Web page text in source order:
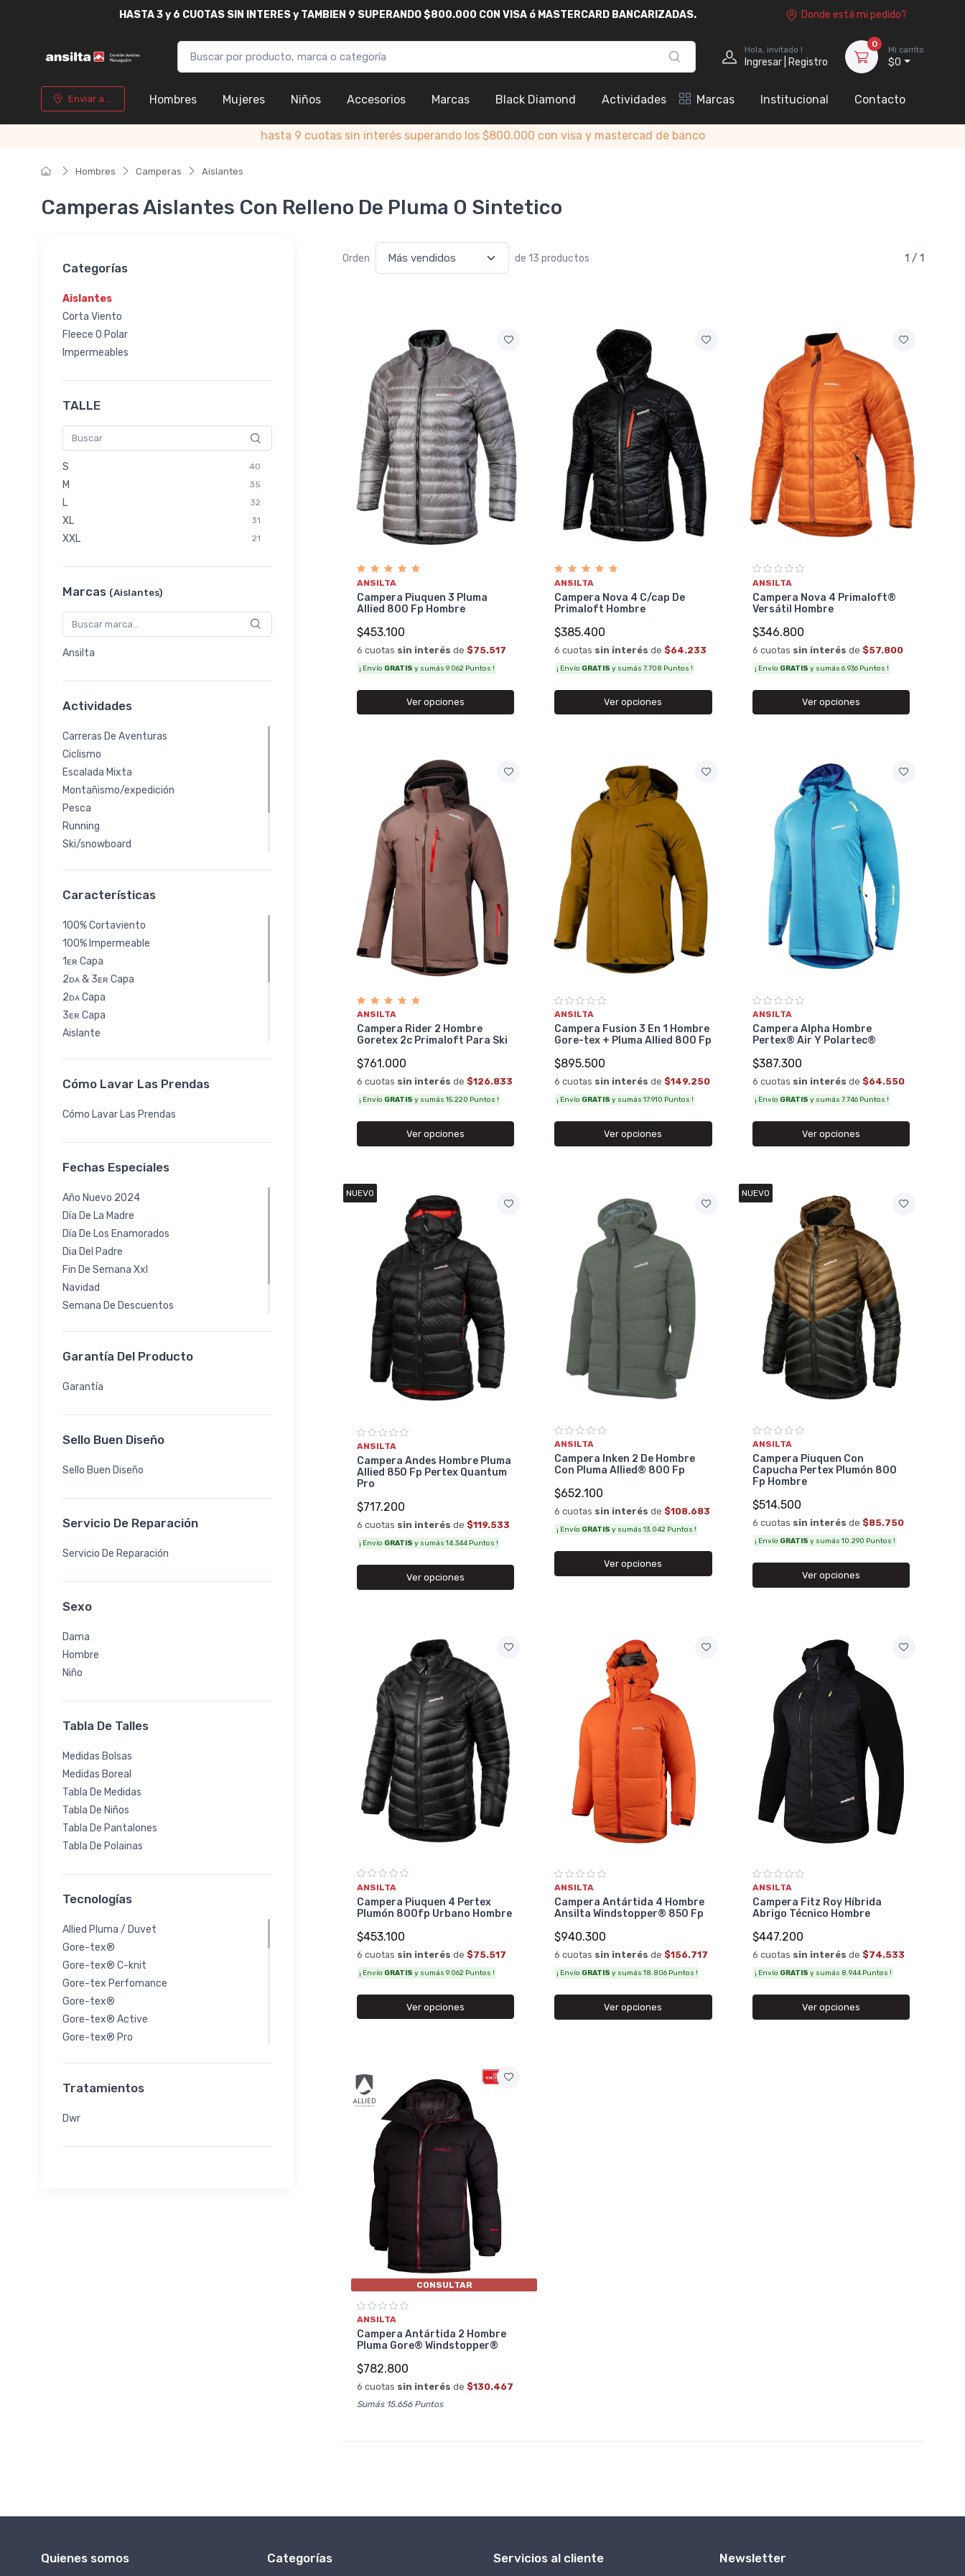
HASTA3 y 6 CUOTAS SIN INTERES y TAMBIEN 9 SUPERANDO $800.000 CON VISAó MASTERCARD BANCARIZADAS. Donde está mi pedido?
Hola, invitado !
Ingresar | Registro
0
Mi carrito
$0
Enviar a ... Hombres Mujeres Niños Accesorios Marcas Black Diamond Actividades Marcas Institucional Contacto
hasta 9 cuotas sin interés superando los $800.000 con visa y mastercad de banco
Hombres Camperas Aislantes
Camperas Aislantes Con Relleno De Pluma O Sintetico
Categorías
Aislantes
Corta Viento
Fleece O Polar
Impermeables
TALLE
S 40
M 35
L 32
XL 31
XXL 21
Marcas (Aislantes)
Ansilta
Actividades
Carreras De Aventuras
Ciclismo
Escalada Mixta
Montañismo/expedición
Pesca
Running
Ski/snowboard
Urbano/viajes
Características
100% Cortaviento
100% Impermeable
1ᴇʀ Capa
2ᴅᴀ & 3ᴇʀ Capa
2ᴅᴀ Capa
3ᴇʀ Capa
Aislante
Bi-elástico
Secado Rápido
Cómo Lavar Las Prendas
Cómo Lavar Las Prendas
Fechas Especiales
Año Nuevo 2024
Día De La Madre
Día De Los Enamorados
Dia Del Padre
Fin De Semana Xxl
Navidad
Semana De Descuentos
Garantía Del Producto
Garantía
Sello Buen Diseño
Sello Buen Diseño
Servicio De Reparación
Servicio De Reparación
Sexo
Dama
Hombre
Niño
Tabla De Talles
Medidas Bolsas
Medidas Boreal
Tabla De Medidas
Tabla De Niños
Tabla De Pantalones
Tabla De Polainas
Tecnologías
Allied Pluma / Duvet
Gore-tex®
Gore-tex® C-knit
Gore-tex Perfomance
Gore-tex®
Gore-tex® Active
Gore-tex® Pro
Insulated Shell
Pertex®
Tratamientos
Dwr
Orden de 13 productos 1 / 1
ANSILTA
Campera Piuquen 3 Pluma
Allied 800 Fp Hombre
$453.100
6 cuotas sin interés de $75.517
¡ Envío GRATIS y sumás 9.062 Puntos !
Ver opciones
ANSILTA
Campera Nova 4 C/cap De
Primaloft Hombre
$385.400
6 cuotas sin interés de$64.233
¡ Envío GRATIS y sumás 7.708 Puntos !
Ver opciones
ANSILTA
Campera Nova 4 Primaloft®
Versátil Hombre
$346.800
6 cuotas sin interés de $57.800
¡ Envío GRATIS y sumás 6.936 Puntos !
Ver opciones
ANSILTA
Campera Rider 2 Hombre
Goretex 2c Primaloft Para Ski
$761.000
6 cuotas sin interés de $126.833
¡ Envío GRATIS y sumás 15.220 Puntos !
Ver opciones
ANSILTA
Campera Fusion 3 En 1 Hombre
Gore-tex + Pluma Allied 800 Fp
$895.500
6 cuotas sin interés de$149.250
¡ Envío GRATIS y sumás 17.910 Puntos !
Ver opciones
ANSILTA
Campera Alpha Hombre
Pertex® Air Y Polartec®
$387.300
6 cuotas sin interés de $64.550
¡ Envío GRATIS y sumás 7.746 Puntos !
Ver opciones
NUEVO
ANSILTA
Campera Andes Hombre Pluma
Allied 850 Fp Pertex Quantum
Pro
$717.200
6 cuotas sin interés de $119.533
¡ Envío GRATIS y sumás 14.344 Puntos !
Ver opciones
ANSILTA
Campera Inken 2 De Hombre
Con Pluma Allied® 800 Fp
$652.100
6 cuotas sin interés de$108.683
¡ Envío GRATIS y sumás 13.042 Puntos !
Ver opciones
NUEVO
ANSILTA
Campera Piuquen Con
Capucha Pertex Plumón 800
Fp Hombre
$514.500
6 cuotas sin interés de $85.750
¡ Envío GRATIS y sumás 10.290 Puntos !
Ver opciones
ANSILTA
Campera Piuquen 4 Pertex
Plumón 800fp Urbano Hombre
$453.100
6 cuotas sin interés de $75.517
¡ Envío GRATIS y sumás 9.062 Puntos !
Ver opciones
ANSILTA
Campera Antártida 4 Hombre
Ansilta Windstopper® 850 Fp
$940.300
6 cuotas sin interés de$156.717
¡ Envío GRATIS y sumás 18.806 Puntos !
Ver opciones
ANSILTA
Campera Fitz Roy Híbrida
Abrigo Técnico Hombre
$447.200
6 cuotas sin interés de $74.533
¡ Envío GRATIS y sumás 8.944 Puntos !
Ver opciones
CONSULTAR
ANSILTA
Campera Antártida 2 Hombre
Pluma Gore® Windstopper®
$782.800
6 cuotas sin interés de $130.467
Sumás 15.656 Puntos
Quienes somos Categorías Servicios al cliente Newsletter